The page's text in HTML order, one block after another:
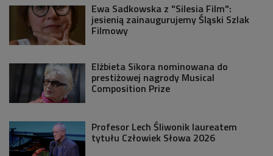
Ewa Sadkowska z "Silesia Film":
jesienią zainaugurujemy Śląski Szlak
Filmowy
Elżbieta Sikora nominowana do
prestiżowej nagrody Musical
Composition Prize
Profesor Lech Śliwonik laureatem
tytułu Człowiek Słowa 2026